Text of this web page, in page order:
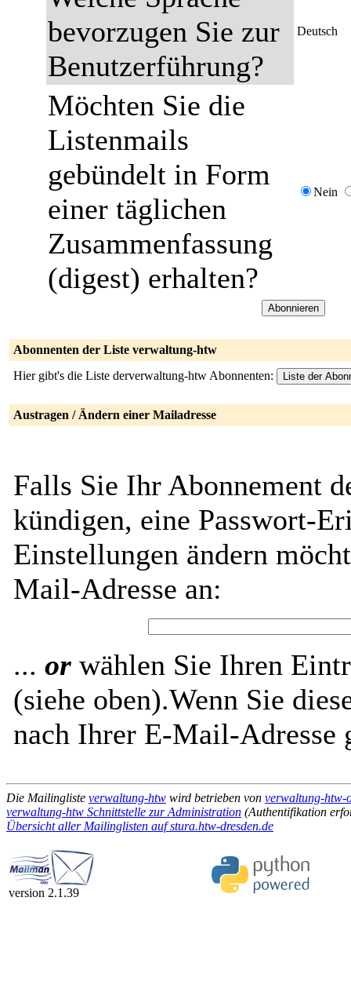
bevorzugen Sie zur
Benutzerführung?
Deutsch
Möchten Sie die
Listenmails
gebündelt in Form
einer täglichen
Zusammenfassung
(digest) erhalten?
Nein
Abonnenten der Liste verwaltung-htw
Hier gibt's die Liste derverwaltung-htw Abonnenten:
Austragen / Ändern einer Mailadresse
Falls Sie Ihr Abonnement
kündigen, eine Passwort-
Einstellungen ändern
Mail-Adresse an:
... or wählen Sie Ihren
(siehe oben).Wenn Sie
nach Ihrer E-Mail-Adresse
Die Mailingliste verwaltung-htw wird betrieben von verwaltung-htw-
verwaltung-htw Schnittstelle zur Administration (Authentifikation
Übersicht aller Mailinglisten auf stura.htw-dresden.de
version 2.1.39